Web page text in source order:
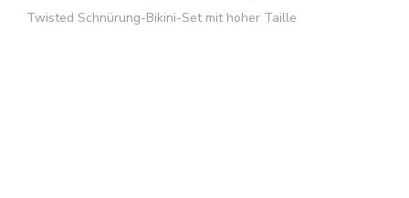
Twisted Schnürung-Bikini-Set mit hoher Taille